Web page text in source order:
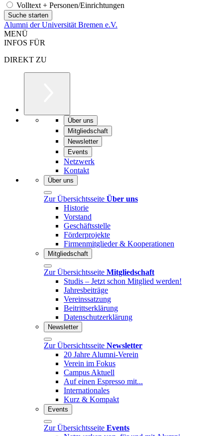
Volltext + Personen/Einrichtungen
Alumni der Universität Bremen e.V.
MENÜ
INFOS FÜR
DIREKT ZU
Über uns
Mitgliedschaft
Newsletter
Events
Netzwerk
Kontakt
Über uns
Zur Übersichtsseite Über uns
Historie
Vorstand
Geschäftsstelle
Förderprojekte
Firmenmitglieder & Kooperationen
Mitgliedschaft
Zur Übersichtsseite Mitgliedschaft
Studis – Jetzt schon Mitglied werden!
Jahresbeiträge
Vereinssatzung
Beitrittserklärung
Datenschutzerklärung
Newsletter
Zur Übersichtsseite Newsletter
20 Jahre Alumni-Verein
Verein im Fokus
Campus Aktuell
Auf einen Espresso mit...
Internationales
Kurz & Kompakt
Events
Zur Übersichtsseite Events